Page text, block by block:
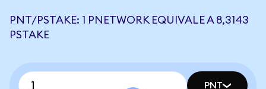
PNT/PSTAKE: 1 PNETWORK EQUIVALE A 8,3143
PSTAKE
PNT